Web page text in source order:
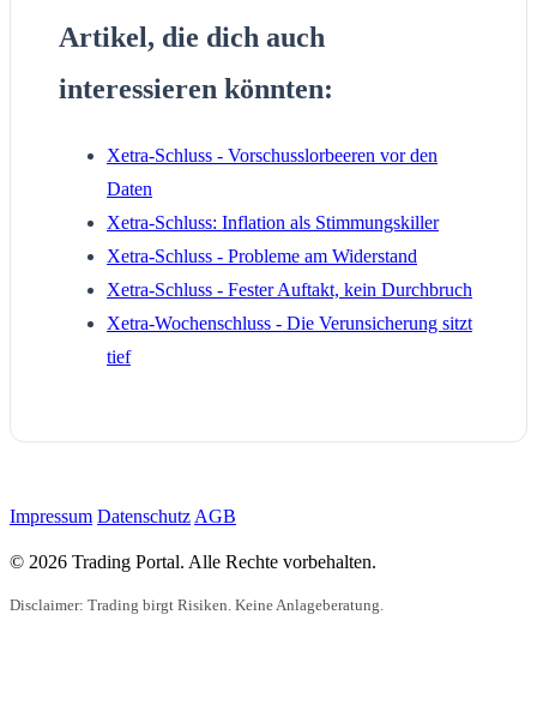
Artikel, die dich auch
interessieren könnten:
Xetra-Schluss - Vorschusslorbeeren vor den
Daten
Xetra-Schluss: Inflation als Stimmungskiller
Xetra-Schluss - Probleme am Widerstand
Xetra-Schluss - Fester Auftakt, kein Durchbruch
Xetra-Wochenschluss - Die Verunsicherung sitzt
tief
Impressum Datenschutz AGB
© 2026 Trading Portal. Alle Rechte vorbehalten.
Disclaimer: Trading birgt Risiken. Keine Anlageberatung.